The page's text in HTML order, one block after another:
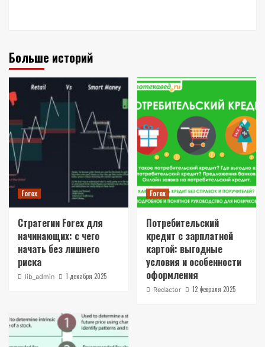
Больше историй
Forex
Стратегии Forex для
начинающих: с чего
начать без лишнего
риска
lib_admin 1 декабря 2025
Forex
Потребительский
кредит с зарплатной
картой: выгодные
условия и особенности
оформления
Redactor 12 февраля 2025